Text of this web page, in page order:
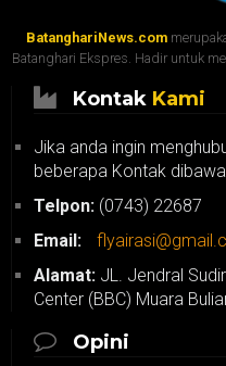
BatanghariNews.com
Batanghari Ekspres. Hadir untuk
Kontak Kami
Jika anda ingin
beberapa Kontak
Telpon: (0743) 22687
Email:
Alamat: JL. Jendral
Center (BBC) Muara
Opini